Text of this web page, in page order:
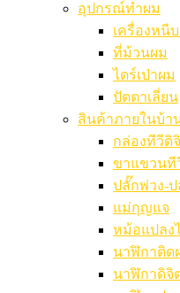
อุปกรณ์ทำผม
เครื่องหนี
ที่ม้วนผม
ไดร์เป่าผม
ปัตตาเลี่ยน
สินค้าภายในบ้า
กล่องทีวีดิ
ขาแขวนที
ปลั๊กพ่วง-
แม่กุญแจ
หม้อแปลง
นาฬิกาติด
นาฬิกาดิจิ